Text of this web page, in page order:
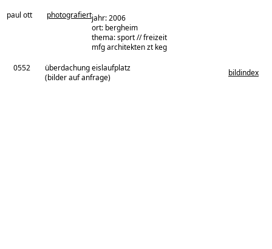
paul ott photografiertjahr: 2006
ort: bergheim
thema: sport // freizeit
architekturbüro:
mfg architekten zt keg
0552
überdachung eislaufplatz
(bilder auf anfrage)
bildindex